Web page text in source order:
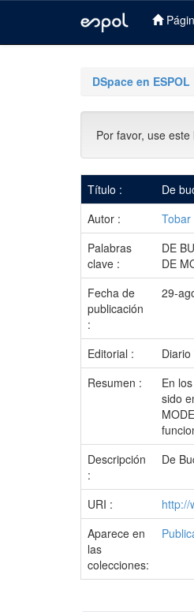
DSpace en ESPOL
Por favor, use
Título :
De
Autor :
Tobar
Palabras
clave :
DE
DE
Fecha de
publicación
:
29-
Editorial :
Resumen :
En
sido
Descripción
:
De
URI :
http://
Aparece en
las
colecciones: